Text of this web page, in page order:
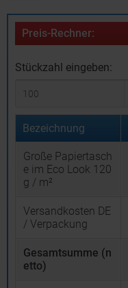
Preis-Rechner:
Stückzahl eingeben:
Bezeichnung
Große Papiertasch
e im Eco Look 120
g / m²
Versandkosten DE
/ Verpackung
Gesamtsumme (n
etto)